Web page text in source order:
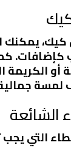
كيك،
كإضافات.
أو
لمسة
الشائعة
التي يجب